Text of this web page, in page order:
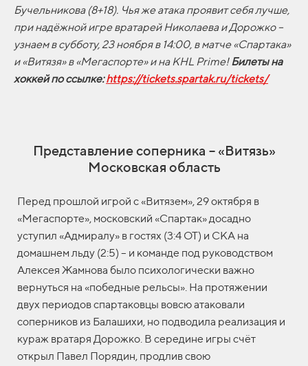
Бучельникова (8+18). Чья же атака проявит себя лучше,
при надёжной игре вратарей Николаева и Дорожко –
узнаем в субботу, 23 ноября в 14:00, в матче «Спартака»
и «Витязя» в «Мегаспорте» и наKHL Prime!Билеты на
хоккей по ссылке:https://tickets.spartak.ru/tickets/
Представление соперника – «Витязь»
Московская область
Перед прошлой игрой с «Витязем», 29 октября в
«Мегаспорте», московский «Спартак» досадно
уступил «Адмиралу» в гостях (3:4 ОТ) и СКА на
домашнем льду (2:5) – и команде под руководством
Алексея Жамнова было психологически важно
вернуться на «победные рельсы». На протяжении
двух периодов спартаковцы вовсю атаковали
соперников из Балашихи, но подводила реализация и
кураж вратаря Дорожко. В середине игры счёт
открыл Павел Порядин, продлив свою